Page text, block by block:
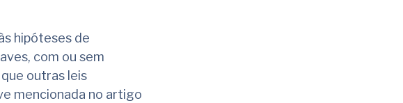
hipóteses de
com ou sem
outras leis
mencionada no artigo